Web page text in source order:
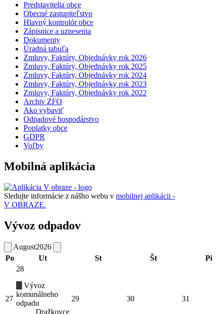
Predstavitelia obce
Obecné zastupiteľstvo
Hlavný kontrolór obce
Zápisnice a uznesenia
Dokumenty
Úradná tabuľa
Zmluvy, Faktúry, Objednávky rok 2026
Zmluvy, Faktúry, Objednávky rok 2025
Zmluvy, Faktúry, Objednávky rok 2024
Zmluvy, Faktúry, Objednávky rok 2023
Zmluvy, Faktúry, Objednávky rok 2022
Archiv ZFO
Ako vybaviť
Odpadové hospodárstvo
Poplatky obce
GDPR
Voľby
Mobilná aplikácia
Sledujte informácie z nášho webu v mobilnej aplikácii -
V OBRAZE.
Vývoz odpadov
August2026
Po
Ut St Št Pi
27
28
Vývoz
komunálneho
odpadu
Dražkovce
29 30 31